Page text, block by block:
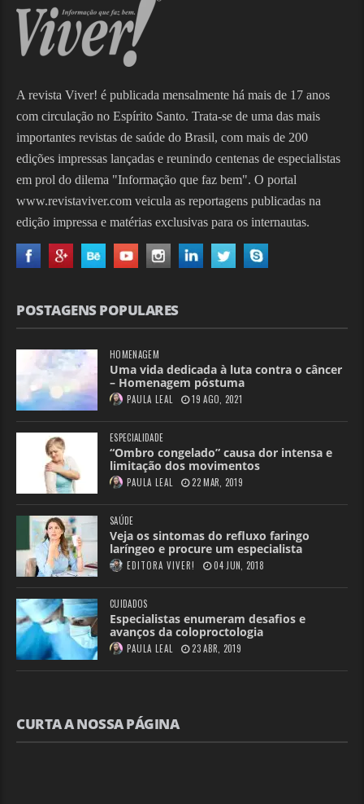
A revista Viver! é publicada mensalmente há mais de 17 anos
com circulação no Espírito Santo. Trata-se de uma das mais
importantes revistas de saúde do Brasil, com mais de 200
edições impressas lançadas e reunindo centenas de especialistas
em prol do dilema "Informação que faz bem". O portal
www.revistaviver.com veicula as reportagens publicadas na
edição impressa e matérias exclusivas para os internautas.
POSTAGENS POPULARES
HOMENAGEM
Uma vida dedicada à luta contra o câncer
– Homenagem póstuma
PAULA LEAL 19 AGO, 2021
ESPECIALIDADE
“Ombro congelado” causa dor intensa e
limitação dos movimentos
PAULA LEAL 22 MAR, 2019
SAÚDE
Veja os sintomas do refluxo faringo
laríngeo e procure um especialista
EDITORA VIVER! 04 JUN, 2018
CUIDADOS
Especialistas enumeram desafios e
avanços da coloproctologia
PAULA LEAL 23 ABR, 2019
CURTA A NOSSA PÁGINA